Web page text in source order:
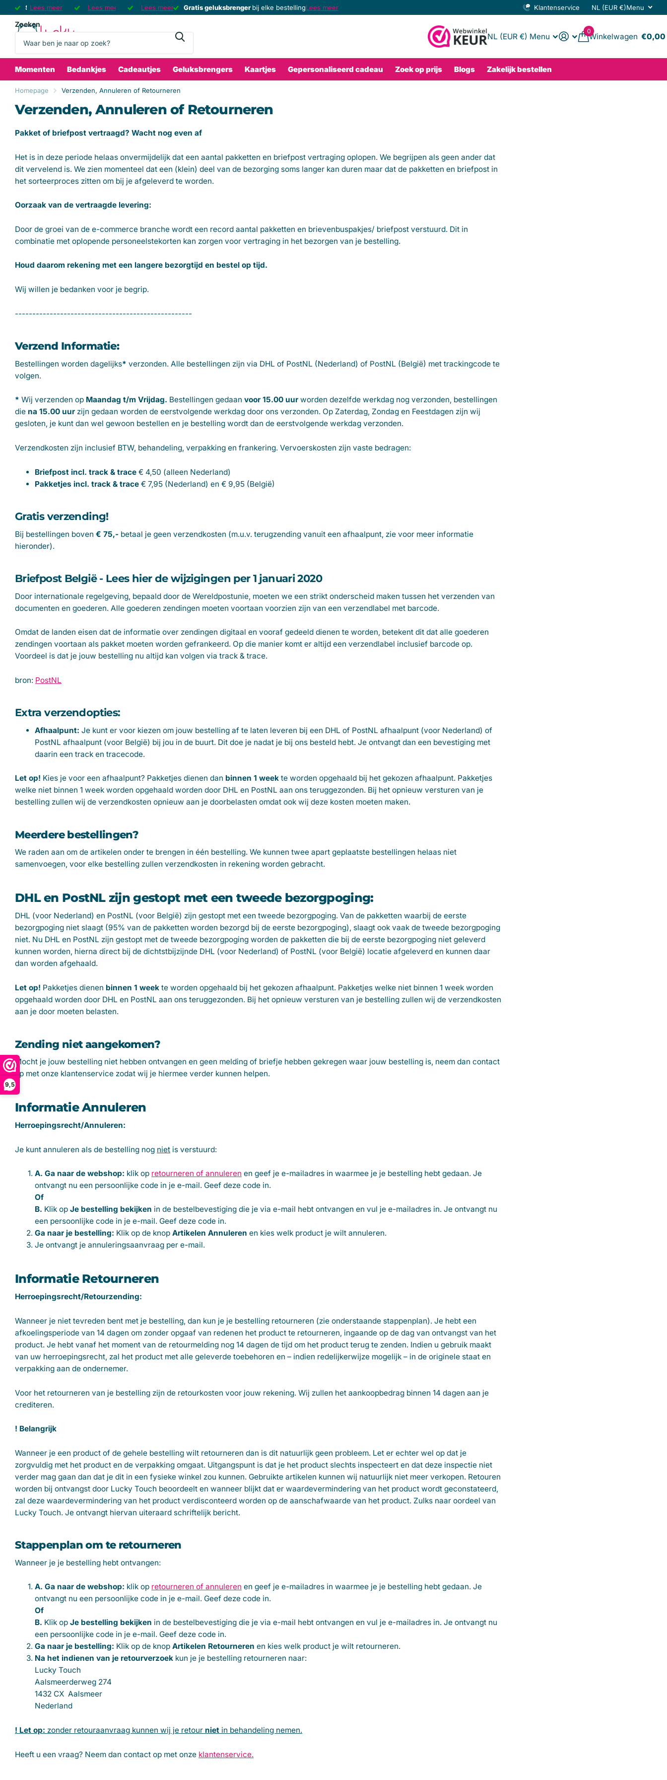
9,5
Sinds 2008 de Grootste Gelukswinkel 🍀
Lees meer
Sinds 2008 de Grootste Gelukswinkel
Gratis verzending vanaf 75 euro
Lees meer
Gratis verzendingGratis geluksbrengerbij elke bestelling
Lees meer
Gratis geluksbrengerGratis geluksbrengerbij elke bestellingLees meer
Gratis geluksbrenger Klantenservice NL (EUR €)Menu
Zoeken
NL (EUR €) Menu Winkelwagen
0
€0,00
Momenten Bedankjes Cadeautjes Geluksbrengers Kaartjes Gepersonaliseerd cadeau Zoek op prijs Blogs Zakelijk bestellen
Homepage Verzenden, Annuleren of Retourneren
Verzenden, Annuleren of Retourneren
Pakket of briefpost vertraagd? Wacht nog even af
Het is in deze periode helaas onvermijdelijk dat een aantal pakketten en briefpost vertraging oplopen. We begrijpen als geen ander dat
dit vervelend is. We zien momenteel dat een (klein) deel van de bezorging soms langer kan duren maar dat de pakketten en briefpost in
het sorteerproces zitten om bij je afgeleverd te worden.
Oorzaak van de vertraagde levering:
Door de groei van de e-commerce branche wordt een record aantal pakketten en brievenbuspakjes/ briefpost verstuurd. Dit in
combinatie met oplopende personeelstekorten kan zorgen voor vertraging in het bezorgen van je bestelling.
Houd daarom rekening met een langere bezorgtijd en bestel op tijd.
Wij willen je bedanken voor je begrip.
---------------------------------------------------
Verzend Informatie:
Bestellingen worden dagelijks* verzonden. Alle bestellingen zijn via DHL of PostNL (Nederland) of PostNL (België) met trackingcode te
volgen.
* Wij verzenden op Maandag t/m Vrijdag. Bestellingen gedaan voor 15.00 uur worden dezelfde werkdag nog verzonden, bestellingen
die na 15.00 uur zijn gedaan worden de eerstvolgende werkdag door ons verzonden. Op Zaterdag, Zondag en Feestdagen zijn wij
gesloten, je kunt dan wel gewoon bestellen en je bestelling wordt dan de eerstvolgende werkdag verzonden.
Verzendkosten zijn inclusief BTW, behandeling, verpakking en frankering. Vervoerskosten zijn vaste bedragen:
Briefpost incl. track & trace € 4,50 (alleen Nederland)
Pakketjes incl. track & trace € 7,95 (Nederland) en € 9,95 (België)
Gratis verzending!
Bij bestellingen boven € 75,- betaal je geen verzendkosten (m.u.v. terugzending vanuit een afhaalpunt, zie voor meer informatie
hieronder).
Briefpost België - Lees hier de wijzigingen per 1 januari 2020
Door internationale regelgeving, bepaald door de Wereldpostunie, moeten we een strikt onderscheid maken tussen het verzenden van
documenten en goederen. Alle goederen zendingen moeten voortaan voorzien zijn van een verzendlabel met barcode.
Omdat de landen eisen dat de informatie over zendingen digitaal en vooraf gedeeld dienen te worden, betekent dit dat alle goederen
zendingen voortaan als pakket moeten worden gefrankeerd. Op die manier komt er altijd een verzendlabel inclusief barcode op.
Voordeel is dat je jouw bestelling nu altijd kan volgen via track & trace.
bron: PostNL
Extra verzendopties:
Afhaalpunt: Je kunt er voor kiezen om jouw bestelling af te laten leveren bij een DHL of PostNL afhaalpunt (voor Nederland) of
PostNL afhaalpunt (voor België) bij jou in de buurt. Dit doe je nadat je bij ons besteld hebt. Je ontvangt dan een bevestiging met
daarin een track en tracecode.
Let op! Kies je voor een afhaalpunt? Pakketjes dienen dan binnen 1 week te worden opgehaald bij het gekozen afhaalpunt. Pakketjes
welke niet binnen 1 week worden opgehaald worden door DHL en PostNL aan ons teruggezonden. Bij het opnieuw versturen van je
bestelling zullen wij de verzendkosten opnieuw aan je doorbelasten omdat ook wij deze kosten moeten maken.
Meerdere bestellingen?
We raden aan om de artikelen onder te brengen in één bestelling. We kunnen twee apart geplaatste bestellingen helaas niet
samenvoegen, voor elke bestelling zullen verzendkosten in rekening worden gebracht.
DHL en PostNL zijn gestopt met een tweede bezorgpoging:
DHL (voor Nederland) en PostNL (voor België) zijn gestopt met een tweede bezorgpoging. Van de pakketten waarbij de eerste
bezorgpoging niet slaagt (95% van de pakketten worden bezorgd bij de eerste bezorgpoging), slaagt ook vaak de tweede bezorgpoging
niet. Nu DHL en PostNL zijn gestopt met de tweede bezorgpoging worden de pakketten die bij de eerste bezorgpoging niet geleverd
kunnen worden, hierna direct bij de dichtstbijzijnde DHL (voor Nederland) of PostNL (voor België) locatie afgeleverd en kunnen daar
dan worden afgehaald.
Let op! Pakketjes dienen binnen 1 week te worden opgehaald bij het gekozen afhaalpunt. Pakketjes welke niet binnen 1 week worden
opgehaald worden door DHL en PostNL aan ons teruggezonden. Bij het opnieuw versturen van je bestelling zullen wij de verzendkosten
aan je door moeten belasten.
Zending niet aangekomen?
Mocht je jouw bestelling niet hebben ontvangen en geen melding of briefje hebben gekregen waar jouw bestelling is, neem dan contact
op met onze klantenservice zodat wij je hiermee verder kunnen helpen.
Informatie Annuleren
Herroepingsrecht/Annuleren:
Je kunt annuleren als de bestelling nog niet is verstuurd:
A. Ga naar de webshop: klik op retourneren of annuleren en geef je e-mailadres in waarmee je je bestelling hebt gedaan. Je
ontvangt nu een persoonlijke code in je e-mail. Geef deze code in.
Of
B. Klik op Je bestelling bekijken in de bestelbevestiging die je via e-mail hebt ontvangen en vul je e-mailadres in. Je ontvangt nu
een persoonlijke code in je e-mail. Geef deze code in.
Ga naar je bestelling: Klik op de knop Artikelen Annuleren en kies welk product je wilt annuleren.
Je ontvangt je annuleringsaanvraag per e-mail.
Informatie Retourneren
Herroepingsrecht/Retourzending:
Wanneer je niet tevreden bent met je bestelling, dan kun je je bestelling retourneren (zie onderstaande stappenplan). Je hebt een
afkoelingsperiode van 14 dagen om zonder opgaaf van redenen het product te retourneren, ingaande op de dag van ontvangst van het
product. Je hebt vanaf het moment van de retourmelding nog 14 dagen de tijd om het product terug te zenden. Indien u gebruik maakt
van uw herroepingsrecht, zal het product met alle geleverde toebehoren en – indien redelijkerwijze mogelijk – in de originele staat en
verpakking aan de ondernemer.
Voor het retourneren van je bestelling zijn de retourkosten voor jouw rekening. Wij zullen het aankoopbedrag binnen 14 dagen aan je
crediteren.
! Belangrijk
Wanneer je een product of de gehele bestelling wilt retourneren dan is dit natuurlijk geen probleem. Let er echter wel op dat je
zorgvuldig met het product en de verpakking omgaat. Uitgangspunt is dat je het product slechts inspecteert en dat deze inspectie niet
verder mag gaan dan dat je dit in een fysieke winkel zou kunnen. Gebruikte artikelen kunnen wij natuurlijk niet meer verkopen. Retouren
worden bij ontvangst door Lucky Touch beoordeelt en wanneer blijkt dat er waardevermindering van het product wordt geconstateerd,
zal deze waardevermindering van het product verdisconteerd worden op de aanschafwaarde van het product. Zulks naar oordeel van
Lucky Touch. Je ontvangt hiervan uiteraard schriftelijk bericht.
Stappenplan om te retourneren
Wanneer je je bestelling hebt ontvangen:
A. Ga naar de webshop: klik op retourneren of annuleren en geef je e-mailadres in waarmee je je bestelling hebt gedaan. Je
ontvangt nu een persoonlijke code in je e-mail. Geef deze code in.
Of
B. Klik op Je bestelling bekijken in de bestelbevestiging die je via e-mail hebt ontvangen en vul je e-mailadres in. Je ontvangt nu
een persoonlijke code in je e-mail. Geef deze code in.
Ga naar je bestelling: Klik op de knop Artikelen Retourneren en kies welk product je wilt retourneren.
Na het indienen van je retourverzoek kun je je bestelling retourneren naar:
Lucky Touch
Aalsmeerderweg 274
1432 CX Aalsmeer
Nederland
! Let op: zonder retouraanvraag kunnen wij je retour niet in behandeling nemen.
Heeft u een vraag? Neem dan contact op met onze klantenservice.